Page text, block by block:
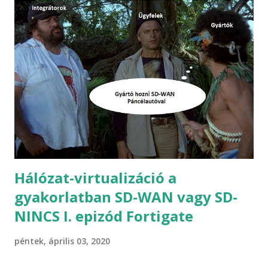
van már, hiszen a megoldást szakmai berkekben leánykori
néven viptelának is hívják. A Cisco 2017 májusában fejezte
be a Viptela akvizícióját, és termékeit saját megoldásként,
immáron 3 éve Cisco SD-WAN megoldás részeként kínálja
az ügyfelei felé. Azért hivatkozunk a szakzsargonban
Viptela néven a megoldásra, mert a Cisco-nak további SD-
WAN megoldásai léteznek, illetve léteztek: SD-BRANCH
(ENCS platform) Meraki SD-WAN IWAN (performance
routing alapú, APIC-EM vezérelt kezdeményezés, ami
sajnos kihalt )...
Hálózat-virtualizáció a
gyakorlatban SD-WAN vagy SD-
NINCS I. epizód Fortigate
péntek, április 03, 2020